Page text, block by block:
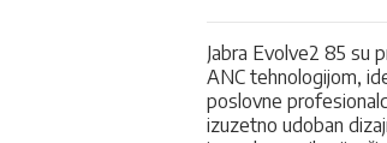
Jabra Evolve2 85 su
ANC tehnologijom,
poslovne
izuzetno udoban